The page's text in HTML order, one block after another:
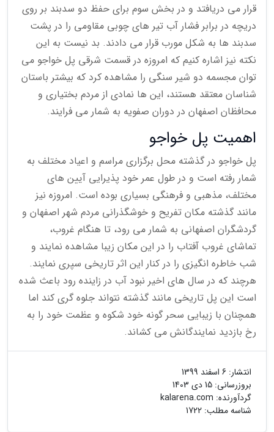
قرار می دریافتد و در بخش سوم برای حفظ دو سدبند بر روی
دریچه در برابر فشار آب تیر های چوبی مقاومی را در پشت
سدبند ها به شکل مورب قرار می دادند. بد نیست به این
نکته نیز اشاره کنیم که امروزه در قسمت شرقی پل خواجو می
توان مجسمه دو شیر سنگی را مشاهده کرد که بیشتر باستان
شناسان معتقد هستند، این ها نمادی از مردم بختیاری و
محافظان اصفهان در دوران صفویه به شمار می فرایند.
اهمیت پل خواجو
پل خواجو در گذشته محل برگزاری مراسم و اعیاد مختلف به
شمار رفته است و در طول عمر خود پذیرایی آیین های
مختلف، مذهبی و فرهنگی بسیاری بوده است. امروزه نیز
مانند گذشته مکان تفریح و خوشگذرانی مردم شهر اصفهان و
گردشگران اصفهانی به شمار می رود، تا هنگام غروب،
تماشای غروب آفتاب را در این مکان زیبا مشاهده نمایند و
شب خاطره انگیزی را در کنار این اثر تاریخی سپری نمایند.
هرچند که در سال های اخیر نبود آب در زاینده رود باعث شده
است این پل تاریخی مانند گذشته نتواند جلوه گری کند اما
همچنان با زیبایی سحر گونه خود شکوه و عظمت خود را به
رخ بازدید نمایندگانش می کشاند.
انتشار: 6 اسفند 1399
بروزرسانی: 15 دی 1403
گردآورنده: kalarena.com
شناسه مطلب: 1722